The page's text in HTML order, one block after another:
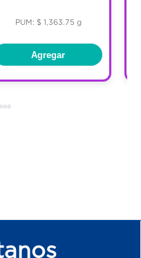
PUM: $ 1,363.75 g
Agregar